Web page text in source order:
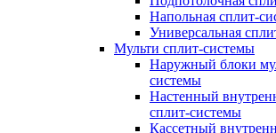
Напольная сплит-
Универсальная
Мульти сплит-системы
Наружный блоки
системы
Настенный
сплит-системы
Кассетный